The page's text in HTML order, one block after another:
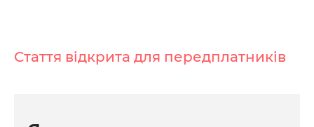
Стаття відкрита для передплатників